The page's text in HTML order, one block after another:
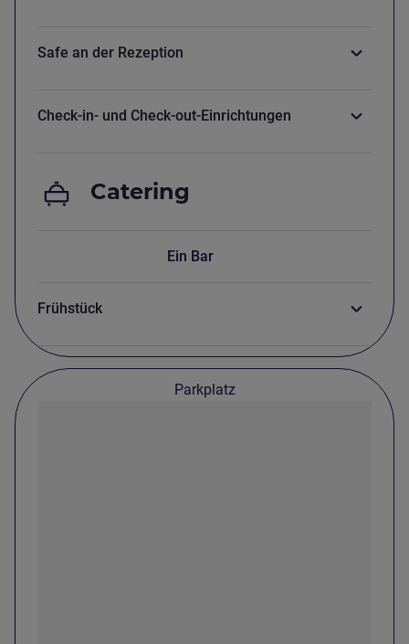
Safe an der Rezeption
Check-in- und Check-out-Einrichtungen
Catering
Ein Bar
Frühstück
Parkplatz